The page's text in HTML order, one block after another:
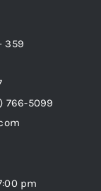
359
766-5099
pm